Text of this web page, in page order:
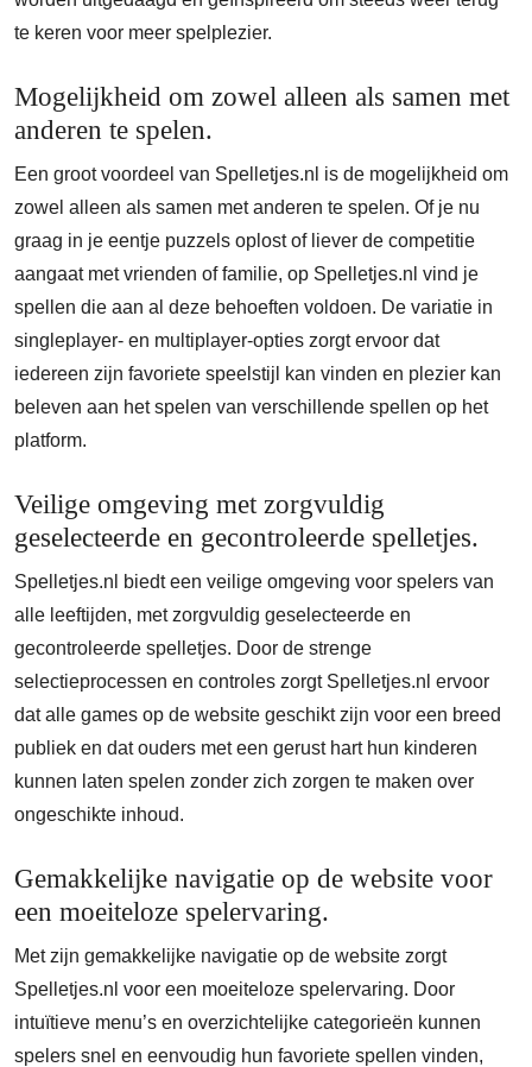
te keren voor meer spelplezier.
Mogelijkheid om zowel alleen als samen met
anderen te spelen.
Een groot voordeel van Spelletjes.nl is de mogelijkheid om
zowel alleen als samen met anderen te spelen. Of je nu
graag in je eentje puzzels oplost of liever de competitie
aangaat met vrienden of familie, op Spelletjes.nl vind je
spellen die aan al deze behoeften voldoen. De variatie in
singleplayer- en multiplayer-opties zorgt ervoor dat
iedereen zijn favoriete speelstijl kan vinden en plezier kan
beleven aan het spelen van verschillende spellen op het
platform.
Veilige omgeving met zorgvuldig
geselecteerde en gecontroleerde spelletjes.
Spelletjes.nl biedt een veilige omgeving voor spelers van
alle leeftijden, met zorgvuldig geselecteerde en
gecontroleerde spelletjes. Door de strenge
selectieprocessen en controles zorgt Spelletjes.nl ervoor
dat alle games op de website geschikt zijn voor een breed
publiek en dat ouders met een gerust hart hun kinderen
kunnen laten spelen zonder zich zorgen te maken over
ongeschikte inhoud.
Gemakkelijke navigatie op de website voor
een moeiteloze spelervaring.
Met zijn gemakkelijke navigatie op de website zorgt
Spelletjes.nl voor een moeiteloze spelervaring. Door
intuïtieve menu’s en overzichtelijke categorieën kunnen
spelers snel en eenvoudig hun favoriete spellen vinden,